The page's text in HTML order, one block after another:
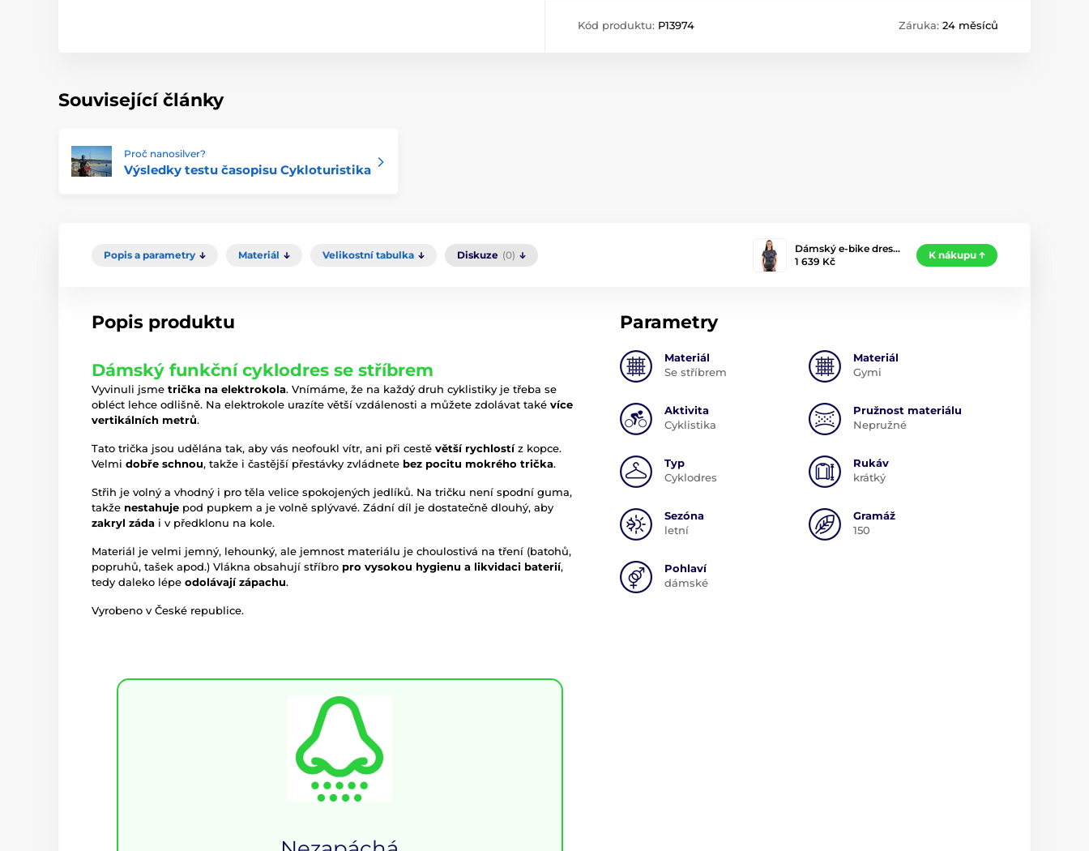
Kód produktu: P13974 Záruka: 24 měsíců
Související články
Proč nanosilver?
Výsledky testu časopisu Cykloturistika
Popis a parametry Materiál Velikostní tabulka Diskuze (0)
Dámský e-bike dres…
1 639 Kč
K nákupu
Popis produktu
Dámský funkční cyklodres se stříbrem
Vyvinuli jsme trička na elektrokola. Vnímáme, že na každý druh cyklistiky je třeba se
obléct lehce odlišně. Na elektrokole urazíte větší vzdálenosti a můžete zdolávat také více
vertikálních metrů.
Tato trička jsou udělána tak, aby vás neofoukl vítr, ani při cestě větší rychlostíz kopce.
Velmi dobře schnou, takže i častější přestávky zvládnete bez pocitu mokrého trička.
Střih je volný a vhodný i pro těla velice spokojených jedlíků. Na tričku není spodní guma,
takže nestahuje pod pupkem a je volně splývavé. Zádní díl je dostatečně dlouhý, aby
zakryl záda i v předklonu na kole.
Materiál je velmi jemný, lehounký, ale jemnost materiálu je choulostivá na tření (batohů,
popruhů, tašek apod.) Vlákna obsahují stříbro pro vysokou hygienu a likvidaci baterií,
tedy daleko lépe odolávají zápachu.
Vyrobeno v České republice.
Parametry
Materiál
Se stříbrem
Materiál
Gymi
Aktivita
Cyklistika
Pružnost materiálu
Nepružné
Typ
Cyklodres
Rukáv
krátký
Sezóna
letní
Gramáž
150
Pohlaví
dámské